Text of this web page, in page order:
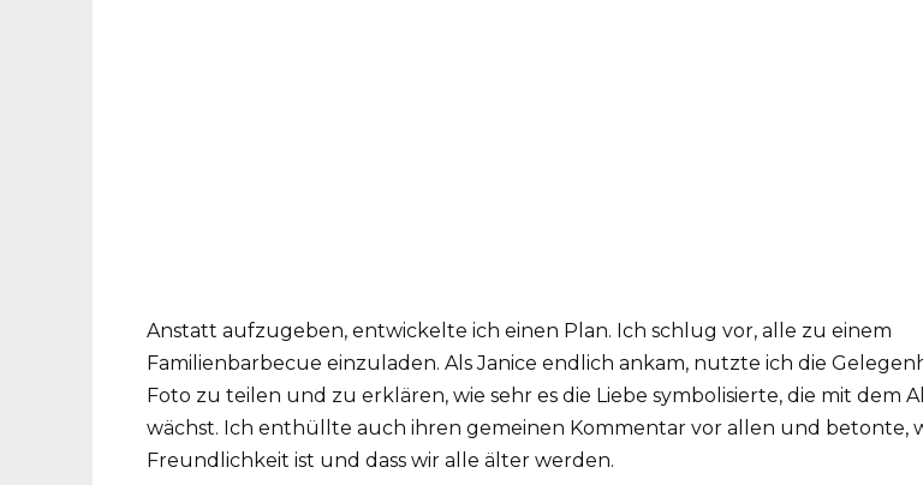
Anstatt aufzugeben, entwickelte ich einen Plan. Ich schlug vor, alle zu einem
Familienbarbecue einzuladen. Als Janice endlich ankam, nutzte ich die
Foto zu teilen und zu erklären, wie sehr es die Liebe symbolisierte, die mit dem
wächst. Ich enthüllte auch ihren gemeinen Kommentar vor allen und betonte,
Freundlichkeit ist und dass wir alle älter werden.